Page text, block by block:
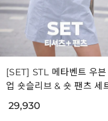
[SET] STL 메타벤트 우븐
업 숏슬리브 & 숏 팬츠 세
29,930